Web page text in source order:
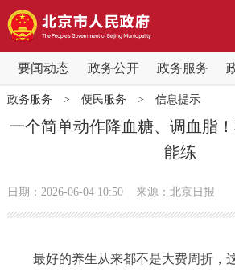
要闻动态 政务公开 政务服务
要闻动态
党中央精神 国务院信息
会议信息
政务服务 > 便民服务 > 信息提示
一个简单动作降血糖、调血脂
能练
日期：2026-06-04 10:50 来源：北京日报
最好的养生从来都不是大费周折，